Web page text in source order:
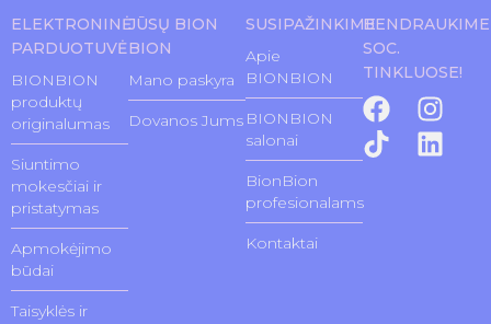
ELEKTRONINĖ
PARDUOTUVĖ
BIONBION
produktų
originalumas
Siuntimo
mokesčiai ir
pristatymas
Apmokėjimo
būdai
Taisyklės ir
JŪSŲ BION
BION
Mano paskyra
Dovanos Jums
SUSIPAŽINKIME
Apie
BIONBION
BIONBION
salonai
BionBion
profesionalams
Kontaktai
BENDRAUKIME
SOC.
TINKLUOSE!